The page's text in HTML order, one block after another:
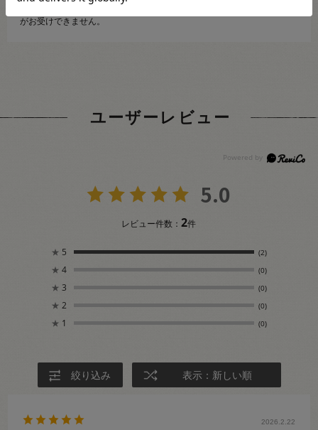
・生地はカットしてご用意するため、注文キャンセル・数量変更・返品
がお受けできません。
ユーザーレビュー
5.0
レビュー件数：2件
★ 5 (2)
★ 4 (0)
★ 3 (0)
★ 2 (0)
★ 1 (0)
絞り込み 表示：新しい順
2026.2.22